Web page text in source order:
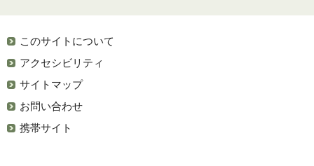
このサイトについて
アクセシビリティ
サイトマップ
お問い合わせ
携帯サイト